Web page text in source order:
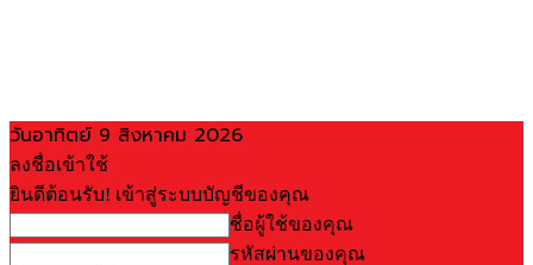
วันอาทิตย์ 9 สิงหาคม 2026
ลงชื่อเข้าใช้
ยินดีต้อนรับ! เข้าสู่ระบบบัญชีของคุณ
ชื่อผู้ใช้ของคุณ
รหัสผ่านของคุณ